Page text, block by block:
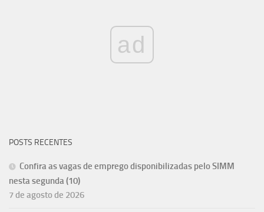
ad
POSTS RECENTES
Confira as vagas de emprego disponibilizadas pelo SIMM
nesta segunda (10)
7 de agosto de 2026